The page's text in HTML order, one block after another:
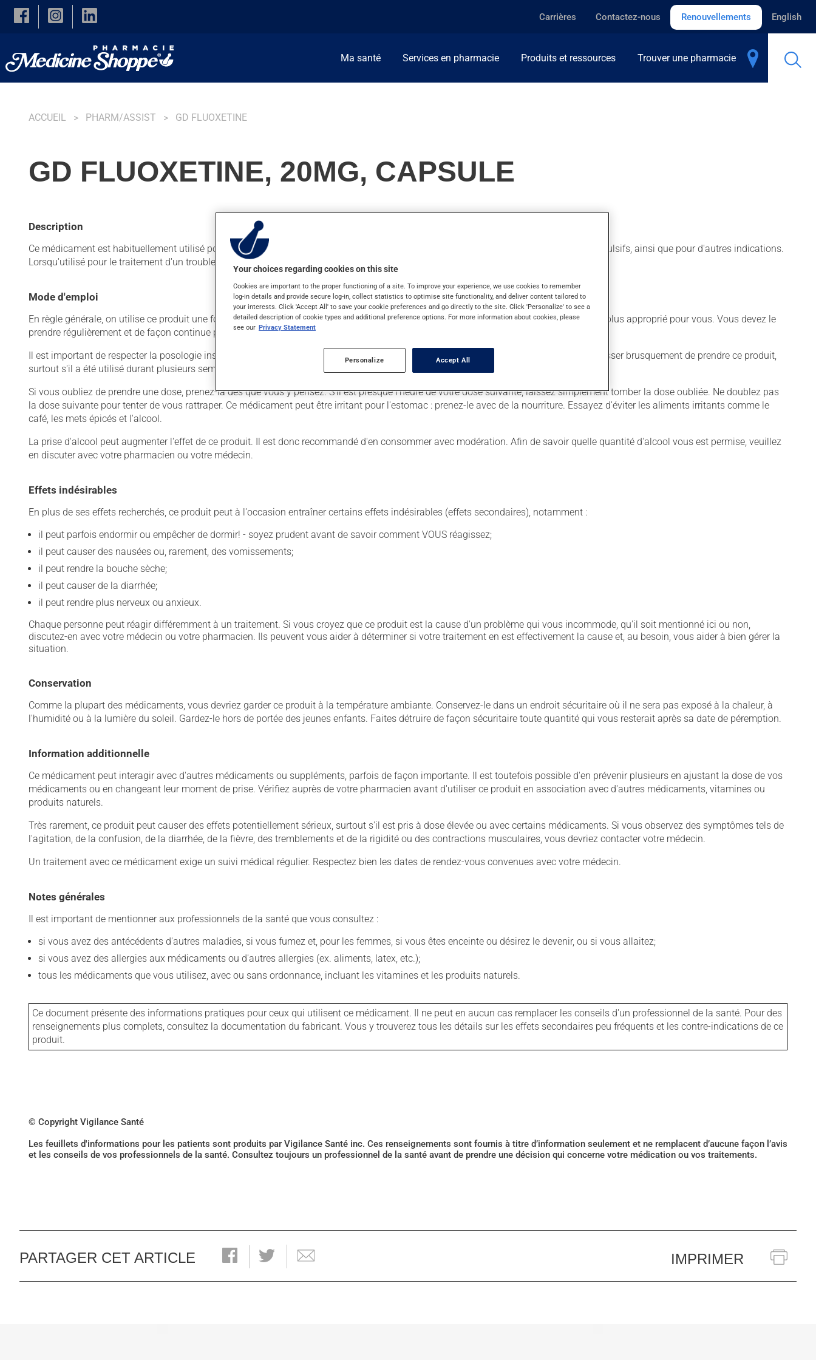
Skip to main content
Carrières Contactez-nous Renouvellements English
Ma santé Services en pharmacie Produits et ressources Trouver une pharmacie
ACCUEIL PHARM/ASSIST GD FLUOXETINE
GD FLUOXETINE, 20MG, CAPSULE
Description
Ce médicament est habituellement utilisé pour la dépression. On l'emploie aussi pour la boulimie, pour les troubles obsessionnels-compulsifs, ainsi que pour d'autres indications.
Lorsqu'utilisé pour le traitement d'un trouble de l'humeur, le médicament ne produit son plein effet qu'après quelques semaines.
Mode d'emploi
En règle générale, on utilise ce produit une fois par jour. Il est possible que votre pharmacien vous ait indiqué un horaire différent qui est plus approprié pour vous. Vous devez le
prendre régulièrement et de façon continue pour maintenir ses effets bénéfiques.
Il est important de respecter la posologie inscrite sur l'étiquette. N'en utilisez pas plus, ni plus souvent qu'indiqué. Il est déconseillé de cesser brusquement de prendre ce produit,
surtout s'il a été utilisé durant plusieurs semaines. Si vous voulez cesser de l'utiliser, discutez-en avec votre pharmacien.
Si vous oubliez de prendre une dose, prenez-la dès que vous y pensez. S'il est presque l'heure de votre dose suivante, laissez simplement tomber la dose oubliée. Ne doublez pas
la dose suivante pour tenter de vous rattraper. Ce médicament peut être irritant pour l'estomac : prenez-le avec de la nourriture. Essayez d'éviter les aliments irritants comme le
café, les mets épicés et l'alcool.
La prise d'alcool peut augmenter l'effet de ce produit. Il est donc recommandé d'en consommer avec modération. Afin de savoir quelle quantité d'alcool vous est permise, veuillez
en discuter avec votre pharmacien ou votre médecin.
Effets indésirables
En plus de ses effets recherchés, ce produit peut à l'occasion entraîner certains effets indésirables (effets secondaires), notamment :
il peut parfois endormir ou empêcher de dormir! - soyez prudent avant de savoir comment VOUS réagissez;
il peut causer des nausées ou, rarement, des vomissements;
il peut rendre la bouche sèche;
il peut causer de la diarrhée;
il peut rendre plus nerveux ou anxieux.
Chaque personne peut réagir différemment à un traitement. Si vous croyez que ce produit est la cause d'un problème qui vous incommode, qu'il soit mentionné ici ou non,
discutez-en avec votre médecin ou votre pharmacien. Ils peuvent vous aider à déterminer si votre traitement en est effectivement la cause et, au besoin, vous aider à bien gérer la
situation.
Conservation
Comme la plupart des médicaments, vous devriez garder ce produit à la température ambiante. Conservez-le dans un endroit sécuritaire où il ne sera pas exposé à la chaleur, à
l'humidité ou à la lumière du soleil. Gardez-le hors de portée des jeunes enfants. Faites détruire de façon sécuritaire toute quantité qui vous resterait après sa date de péremption.
Information additionnelle
Ce médicament peut interagir avec d'autres médicaments ou suppléments, parfois de façon importante. Il est toutefois possible d'en prévenir plusieurs en ajustant la dose de vos
médicaments ou en changeant leur moment de prise. Vérifiez auprès de votre pharmacien avant d'utiliser ce produit en association avec d'autres médicaments, vitamines ou
produits naturels.
Très rarement, ce produit peut causer des effets potentiellement sérieux, surtout s'il est pris à dose élevée ou avec certains médicaments. Si vous observez des symptômes tels de
l'agitation, de la confusion, de la diarrhée, de la fièvre, des tremblements et de la rigidité ou des contractions musculaires, vous devriez contacter votre médecin.
Un traitement avec ce médicament exige un suivi médical régulier. Respectez bien les dates de rendez-vous convenues avec votre médecin.
Notes générales
Il est important de mentionner aux professionnels de la santé que vous consultez :
si vous avez des antécédents d'autres maladies, si vous fumez et, pour les femmes, si vous êtes enceinte ou désirez le devenir, ou si vous allaitez;
si vous avez des allergies aux médicaments ou d'autres allergies (ex. aliments, latex, etc.);
tous les médicaments que vous utilisez, avec ou sans ordonnance, incluant les vitamines et les produits naturels.
Ce document présente des informations pratiques pour ceux qui utilisent ce médicament. Il ne peut en aucun cas remplacer les conseils d'un professionnel de la santé. Pour des
renseignements plus complets, consultez la documentation du fabricant. Vous y trouverez tous les détails sur les effets secondaires peu fréquents et les contre-indications de ce
produit.
© Copyright Vigilance Santé
Les feuillets d'informations pour les patients sont produits par Vigilance Santé inc. Ces renseignements sont fournis à titre d’information seulement et ne remplacent d’aucune façon l’avis
et les conseils de vos professionnels de la santé. Consultez toujours un professionnel de la santé avant de prendre une décision qui concerne votre médication ou vos traitements.
PARTAGER CET ARTICLE IMPRIMER
Your choices regarding cookies on this site
Cookies are important to the proper functioning of a site. To improve your experience, we use cookies to remember
log-in details and provide secure log-in, collect statistics to optimise site functionality, and deliver content tailored to
your interests. Click 'Accept All' to save your cookie preferences and go directly to the site. Click 'Personalize' to see a
detailed description of cookie types and additional preference options. For more information about cookies, please
see our Privacy Statement
Personalize Accept All